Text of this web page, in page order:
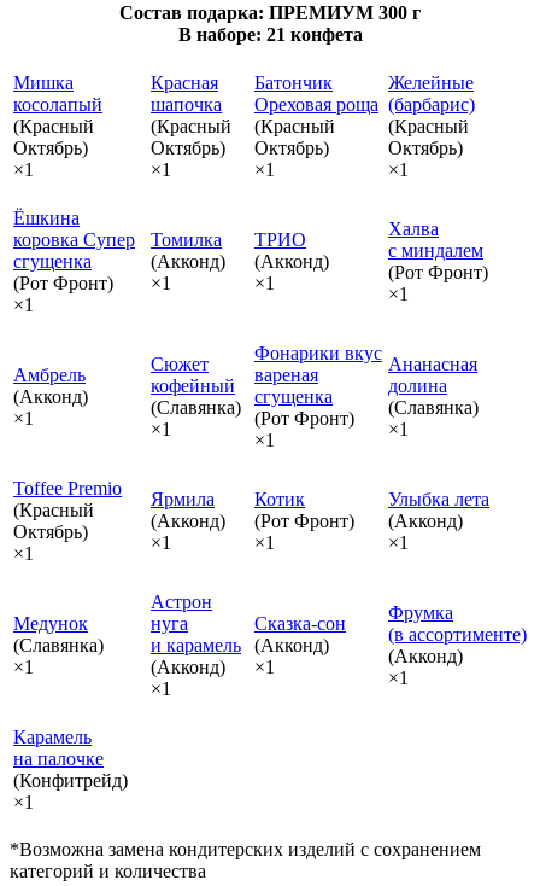
Состав подарка: ПРЕМИУМ 300 г
В наборе: 21 конфета
Мишка
косолапый
(Красный
Октябрь)
×1
Красная
шапочка
(Красный
Октябрь)
×1
Батончик
Ореховая роща
(Красный
Октябрь)
×1
Желейные
(барбарис)
(Красный
Октябрь)
×1
Ёшкина
коровка Супер
сгущенка
(Рот Фронт)
×1
Томилка
(Акконд)
×1
ТРИО
(Акконд)
×1
Халва
с миндалем
(Рот Фронт)
×1
Амбрель
(Акконд)
×1
Сюжет
кофейный
(Славянка)
×1
Фонарики вкус
вареная
сгущенка
(Рот Фронт)
×1
Ананасная
долина
(Славянка)
×1
Toffee Premio
(Красный
Октябрь)
×1
Ярмила
(Акконд)
×1
Котик
(Рот Фронт)
×1
Улыбка лета
(Акконд)
×1
Медунок
(Славянка)
×1
Астрон
нуга
и карамель
(Акконд)
×1
Сказка‑сон
(Акконд)
×1
Фрумка
(в ассортименте)
(Акконд)
×1
Карамель
на палочке
(Конфитрейд)
×1
*Возможна замена кондитерских изделий с сохранением
категорий и количества